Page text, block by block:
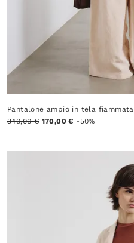
Pantalone ampio in tela fiammata
340,00 € 170,00 € -50%